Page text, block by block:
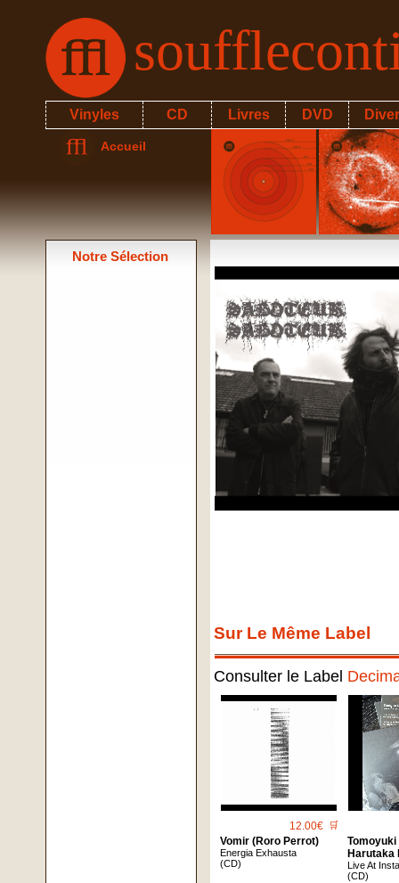
Vinyles CD Livres DVD
Accueil
Notre Sélection
Sur Le Même Label
Consulter le Label
12.00€ 🛒
Vomir (Roro Perrot)
Energia Exhausta
(CD)
Harutaka
Live At
(CD)